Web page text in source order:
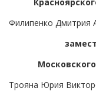
Филипенко Дмитрия
Трояна Юрия